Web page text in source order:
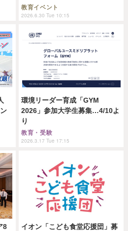
教育イベント
2026.6.30 Tue 10:15
環境リーダー育成「GYM
2026」参加大学生募集…4/10よ
り
教育・受験
2026.3.17 Tue 17:15
8
イオン「こども食堂応援団」募